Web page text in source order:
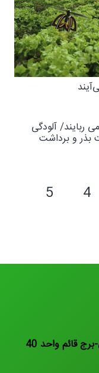
ربایند/ آلودگی
بذر و برداشت
4
5
قائم واحد 40